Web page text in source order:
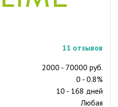
11 отзывов
2000 - 70000 руб.
0 - 0.8%
10 - 168 дней
Любая